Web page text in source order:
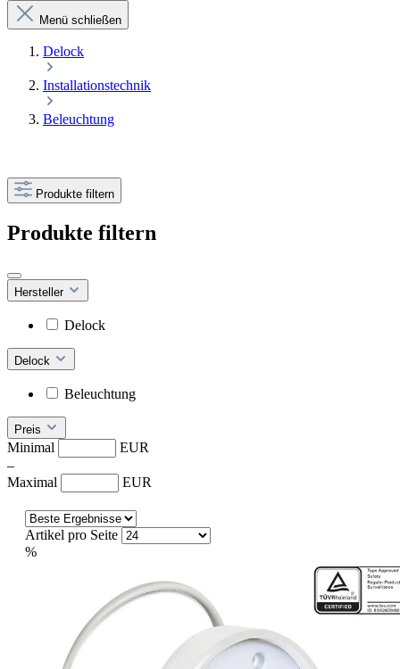
Menü schließen
Delock
Installationstechnik
Beleuchtung
Produkte filtern
Produkte filtern
Hersteller
Delock
Delock
Beleuchtung
Preis
Minimal
EUR
–
Maximal
EUR
Artikel pro Seite
%